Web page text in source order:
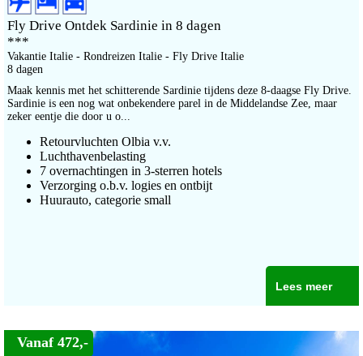
Fly Drive Ontdek Sardinie in 8 dagen
***
Vakantie Italie - Rondreizen Italie - Fly Drive Italie
8 dagen
Maak kennis met het schitterende Sardinie tijdens deze 8-daagse Fly Drive.
Sardinie is een nog wat onbekendere parel in de Middelandse Zee, maar
zeker eentje die door u o...
Retourvluchten Olbia v.v.
Luchthavenbelasting
7 overnachtingen in 3-sterren hotels
Verzorging o.b.v. logies en ontbijt
Huurauto, categorie small
Lees meer
Vanaf 472,-